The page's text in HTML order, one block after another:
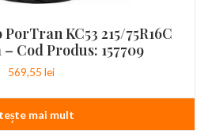
KC53 215/75R16C
– Cod Produs: 157709
569,55 lei
mai mult